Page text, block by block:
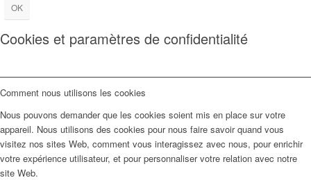
OK
Cookies et paramètres de confidentialité
Comment nous utilisons les cookies
Nous pouvons demander que les cookies soient mis en place sur votre
appareil. Nous utilisons des cookies pour nous faire savoir quand vous
visitez nos sites Web, comment vous interagissez avec nous, pour enrichir
votre expérience utilisateur, et pour personnaliser votre relation avec notre
site Web.